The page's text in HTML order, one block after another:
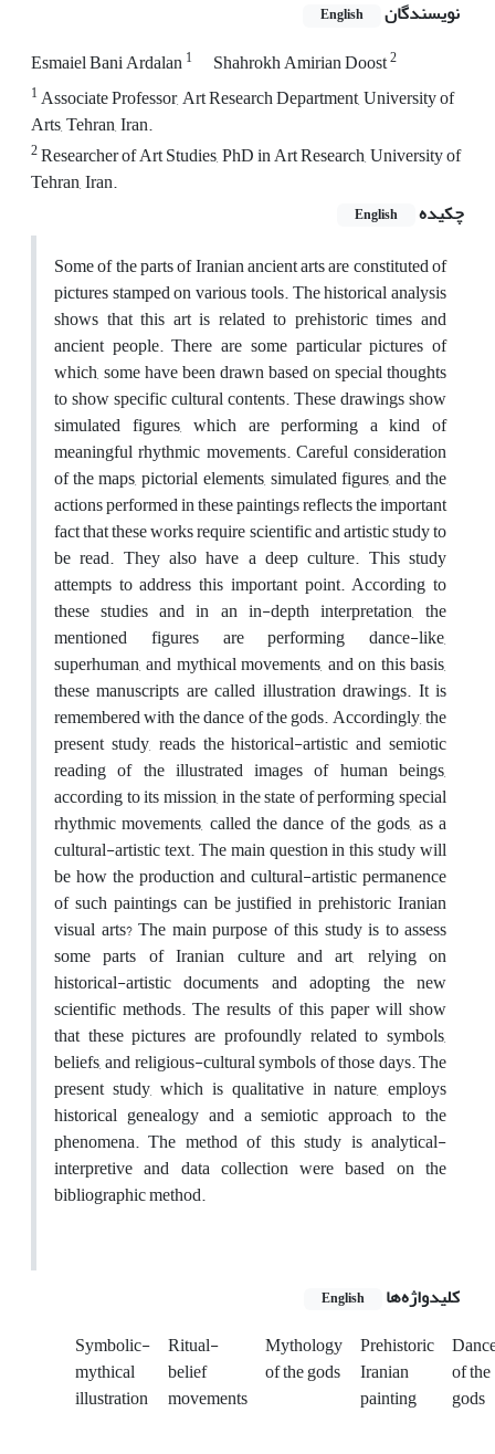
نویسندگان English
Esmaiel Bani Ardalan1 Shahrokh Amirian Doost2
1Associate Professor, Art Research Department, University of
Arts, Tehran, Iran.
2Researcher of Art Studies, PhD in Art Research, University of
Tehran, Iran.
چکیده
English
Some of the parts of Iranian ancient arts are constituted of
pictures stamped on various tools. The historical analysis
shows that this art is related to prehistoric times and
ancient people. There are some particular pictures of
which, some have been drawn based on special thoughts
to show specific cultural contents. These drawings show
simulated figures, which are performing a kind of
meaningful rhythmic movements. Careful consideration
of the maps, pictorial elements, simulated figures, and the
actions performed in these paintings reflects the important
fact that these works require scientific and artistic study to
be read. They also have a deep culture. This study
attempts to address this important point. According to
these studies and in an in-depth interpretation, the
mentioned figures are performing dance-like,
superhuman, and mythical movements, and on this basis,
these manuscripts are called illustration drawings. It is
remembered with the dance of the gods. Accordingly, the
present study, reads the historical-artistic and semiotic
reading of the illustrated images of human beings,
according to its mission, in the state of performing special
rhythmic movements, called the dance of the gods, as a
cultural-artistic text. The main question in this study will
be how the production and cultural-artistic permanence
of such paintings can be justified in prehistoric Iranian
visual arts? The main purpose of this study is to assess
some parts of Iranian culture and art, relying on
historical-artistic documents and adopting the new
scientific methods. The results of this paper will show
that these pictures are profoundly related to symbols,
beliefs, and religious-cultural symbols of those days. The
present study, which is qualitative in nature, employs
historical genealogy and a semiotic approach to the
phenomena. The method of this study is analytical-
interpretive and data collection were based on the
bibliographic method.
کلیدواژه‌ها English
Symbolic-
mythical
illustration
Ritual-
belief
movements
Mythology
of the gods
Prehistoric
Iranian
painting
of the
gods